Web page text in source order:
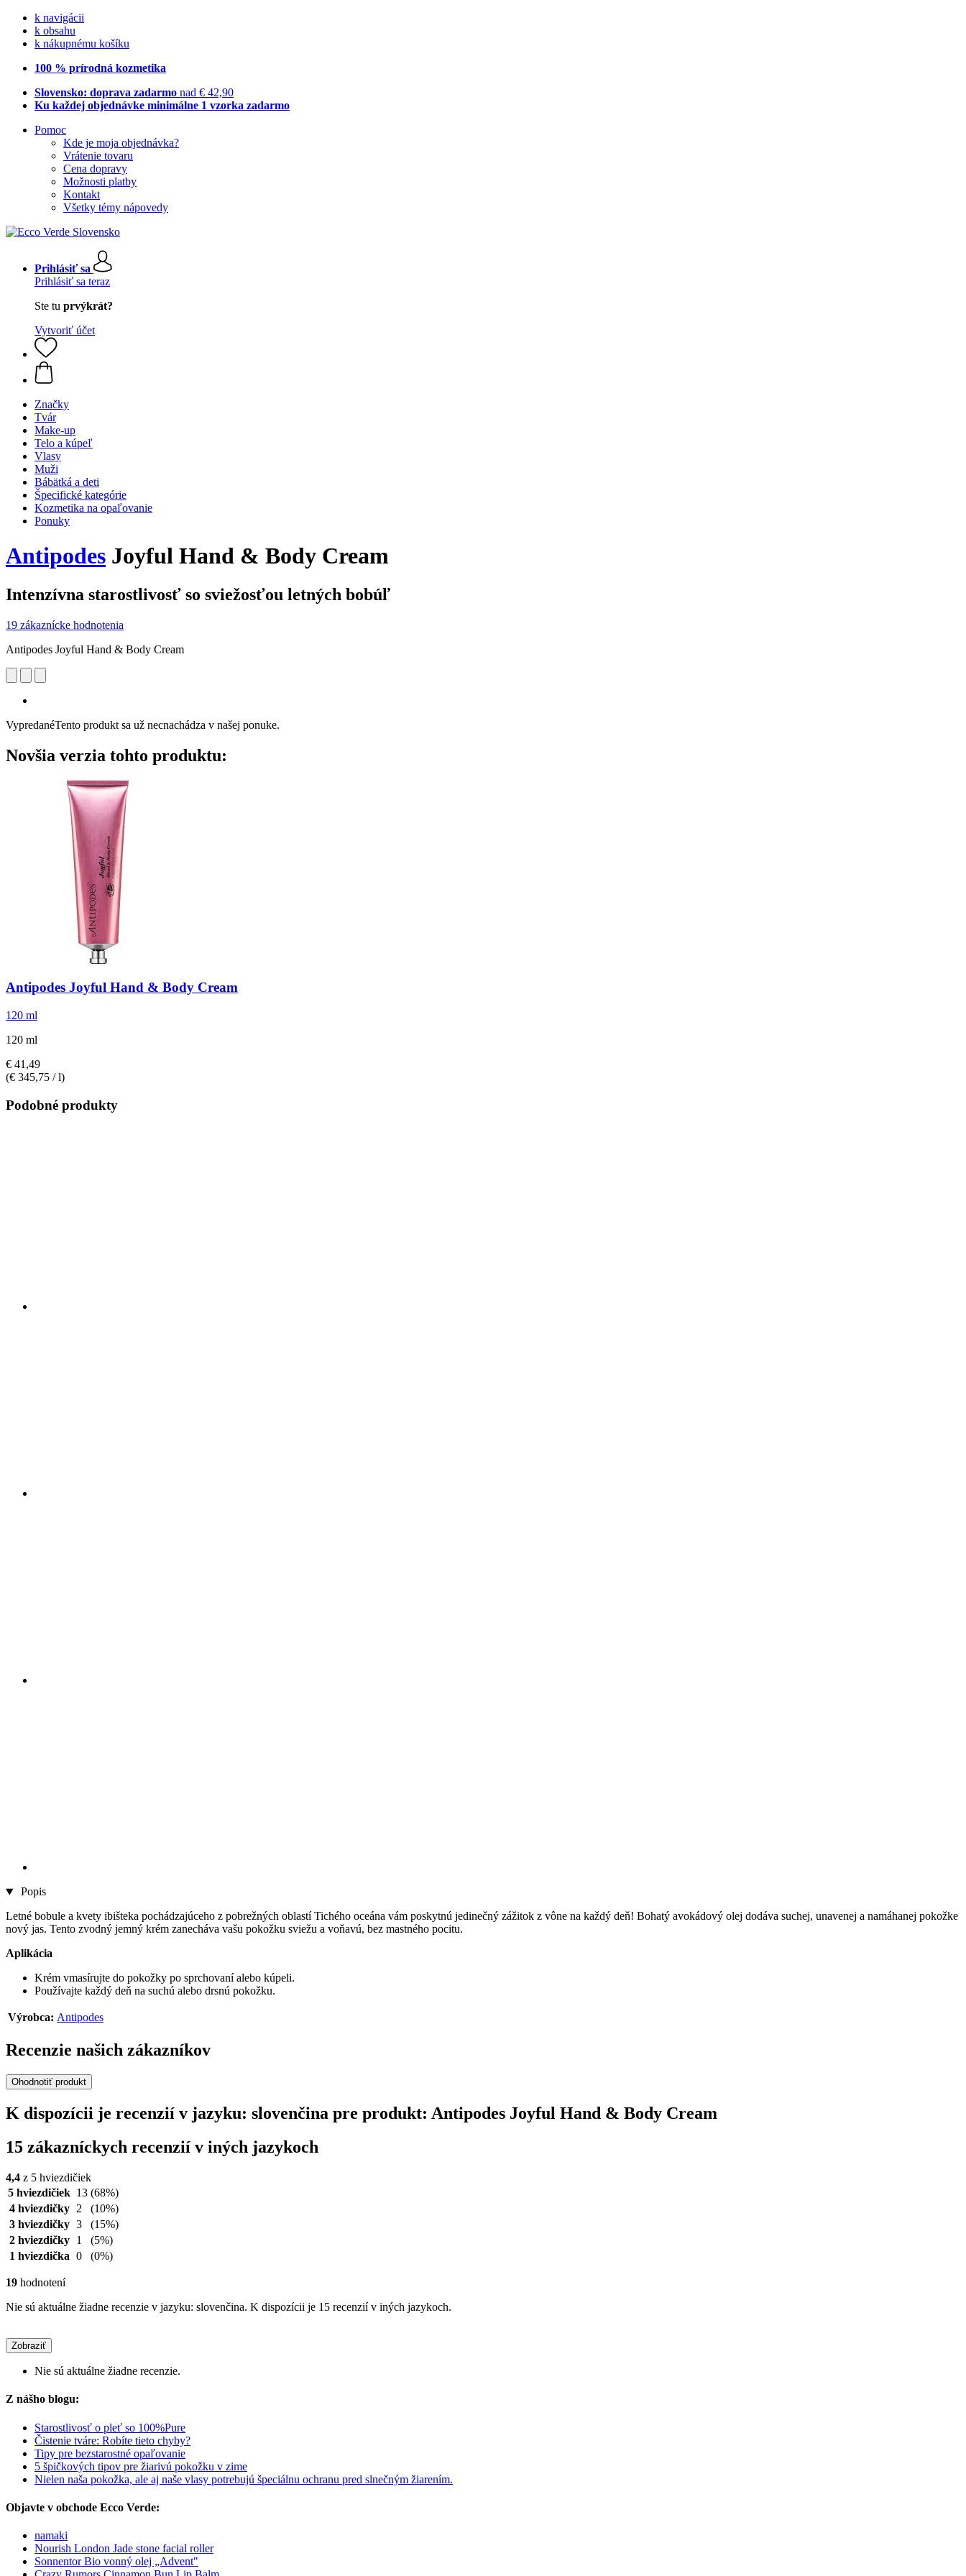
k navigácii
k obsahu
k nákupnému košíku
100 % prírodná kozmetika
Slovensko: doprava zadarmo nad € 42,90
Ku každej objednávke minimálne 1 vzorka zadarmo
Pomoc
Kde je moja objednávka?
Vrátenie tovaru
Cena dopravy
Možnosti platby
Kontakt
Všetky témy nápovedy
Prihlásiť sa
Prihlásiť sa teraz
Ste tu prvýkrát?
Vytvoriť účet
Značky
Tvár
Make-up
Telo a kúpeľ
Vlasy
Muži
Bábätká a deti
Špecifické kategórie
Kozmetika na opaľovanie
Ponuky
Antipodes Joyful Hand & Body Cream
Intenzívna starostlivosť so sviežosťou letných bobúľ
19 zákaznícke hodnotenia
Antipodes Joyful Hand & Body Cream
VypredanéTento produkt sa už necnachádza v našej ponuke.
Novšia verzia tohto produktu:
Antipodes Joyful Hand & Body Cream
120 ml
120 ml
€ 41,49
(€ 345,75 / l)
Podobné produkty
Popis
Letné bobule a kvety ibišteka pochádzajúceho z pobrežných oblastí Tichého oceána vám poskytnú jedinečný zážitok z vône na každý deň! Bohatý avokádový olej dodáva suchej, unavenej a namáhanej pokožke
nový jas. Tento zvodný jemný krém zanecháva vašu pokožku sviežu a voňavú, bez mastného pocitu.
Aplikácia
Krém vmasírujte do pokožky po sprchovaní alebo kúpeli.
Používajte každý deň na suchú alebo drsnú pokožku.
Výrobca: Antipodes
Recenzie našich zákazníkov
Ohodnotiť produkt
K dispozícii je recenzií v jazyku: slovenčina pre produkt: Antipodes Joyful Hand & Body Cream
15 zákazníckych recenzií v iných jazykoch
4,4 z 5 hviezdičiek
5 hviezdičiek 13 (68%)
4 hviezdičky
2
(10%)
3 hviezdičky 3
(15%)
2 hviezdičky
1
(5%)
1 hviezdička 0 (0%)
19 hodnotení
Nie sú aktuálne žiadne recenzie v jazyku: slovenčina. K dispozícii je 15 recenzií v iných jazykoch.
Zobraziť
Nie sú aktuálne žiadne recenzie.
Z nášho blogu:
Starostlivosť o pleť so 100%Pure
Čistenie tváre: Robíte tieto chyby?
Tipy pre bezstarostné opaľovanie
5 špičkových tipov pre žiarivú pokožku v zime
Nielen naša pokožka, ale aj naše vlasy potrebujú špeciálnu ochranu pred slnečným žiarením.
Objavte v obchode Ecco Verde:
namaki
Nourish London Jade stone facial roller
Sonnentor Bio vonný olej „Advent"